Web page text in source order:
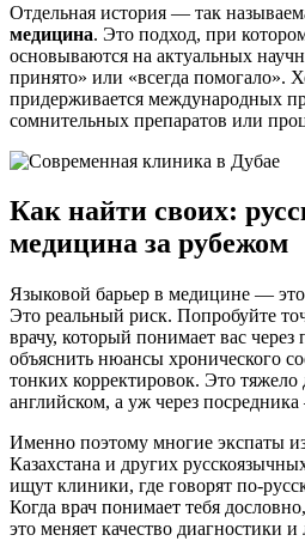
Отдельная история — так
медицина. Это подход, при
основываются на актуальных
принято» или «всегда помогало».
придерживается международных
сомнительных препаратов или
Как найти своих:
медицина за рубежом
Языковой барьер в медицине — это
Это реальный риск. Попробуйте
врачу, который понимает вас
объяснить нюансы хронического
тонких корректировок. Это
английском, а уж через
Именно поэтому многие экспаты
Казахстана и других
ищут клиники, где говорят по-
Когда врач понимает тебя
это меняет качество диагностики и